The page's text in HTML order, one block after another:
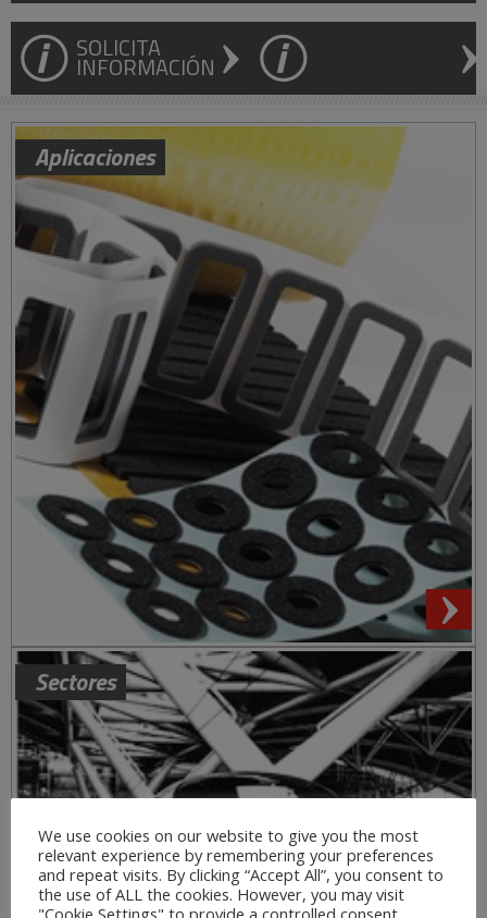
SOLICITA
INFORMACIÓN
Aplicaciones
Sectores
We use cookies on our website to give you the most
relevant experience by remembering your preferences
and repeat visits. By clicking “Accept All”, you consent to
the use of ALL the cookies. However, you may visit
"Cookie Settings" to provide a controlled consent.